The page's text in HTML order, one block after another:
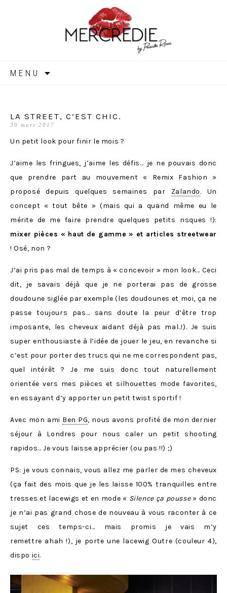
MERCREDIE
MENU
LA STREET, C’EST CHIC.
30 mars 2017
Un petit look pour finir le mois ?
J’aime les fringues, j’aime les défis… je ne pouvais donc
que prendre part au mouvement « Remix Fashion »
proposé depuis quelques semaines par Zalando. Un
concept « tout bête » (mais qui a quand même eu le
mérite de me faire prendre quelques petits risques !):
mixer pièces « haut de gamme » et articles streetwear
! Osé, non ?
J’ai pris pas mal de temps à « concevoir » mon look… Ceci
dit, je savais déjà que je ne porterai pas de grosse
doudoune siglée par exemple (les doudounes et moi, ça ne
passe toujours pas… sans doute la peur d’être trop
imposante, les cheveux aidant déjà pas mal..!). Je suis
super enthousiaste à l’idée de jouer le jeu, en revanche si
c’est pour porter des trucs qui ne me correspondent pas,
quel intérêt ? Je me suis donc tout naturellement
orientée vers mes pièces et silhouettes mode favorites,
en essayant d’y apporter un petit twist sportif !
Avec mon ami Ben PG, nous avons profité de mon dernier
séjour à Londres pour nous caler un petit shooting
rapidos… Je vous laisse apprécier (ou pas !!) ;)
PS: je vous connais, vous allez me parler de mes cheveux
(ça fait des mois que je les laisse 100% tranquilles entre
tresses et lacewigs et en mode « Silence ça pousse» donc
je n’ai pas grand chose de nouveau à vous raconter à ce
sujet ces temps-ci… mais promis je vais m’y
remettre ahah !), je porte une lacewig Outre (couleur 4),
dispo ici.